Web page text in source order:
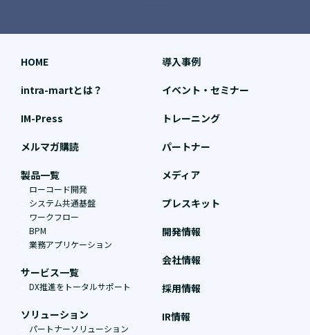
HOME
intra-martとは？
IM-Press
メルマガ購読
製品一覧
ローコード開発
システム共通基盤
ワークフロー
BPM
業務アプリケーション
サービス一覧
DX推進をトータルサポート
ソリューション
パートナーソリューション
導入事例
イベント・セミナー
トレーニング
パートナー
メディア
プレスキット
開発情報
会社情報
採用情報
IR情報